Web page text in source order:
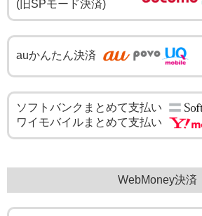
(旧SPモード決済)
auかんたん決済
ソフトバンクまとめて支払い
ワイモバイルまとめて支払い
WebMoney決済